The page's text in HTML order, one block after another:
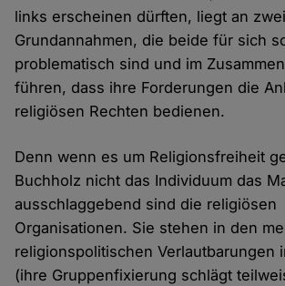
links erscheinen dürften, liegt an zwei
Grundannahmen, die beide für sich
problematisch sind und im
führen, dass ihre Forderungen die
religiösen Rechten bedienen.
Denn wenn es um Religionsfreiheit
Buchholz nicht das Individuum das
ausschlaggebend sind die religiösen
Organisationen. Sie stehen in den
religionspolitischen Verlautbarungen
(ihre Gruppenfixierung schlägt